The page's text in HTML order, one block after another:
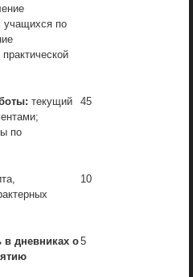
учащихся по
текущий
по
45
10
в дневниках о5